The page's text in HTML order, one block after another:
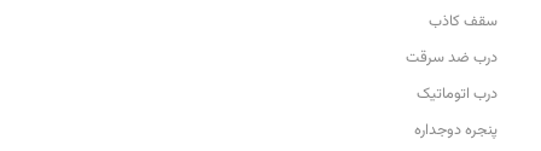
سقف کاذب
درب ضد سرقت
درب اتوماتیک
پنجره دوجداره